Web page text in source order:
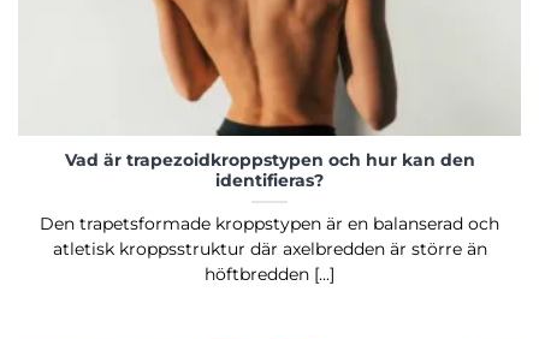
Vad är trapezoidkroppstypen och hur kan den
identifieras?
Den trapetsformade kroppstypen är en balanserad och
atletisk kroppsstruktur där axelbredden är större än
höftbredden [...]